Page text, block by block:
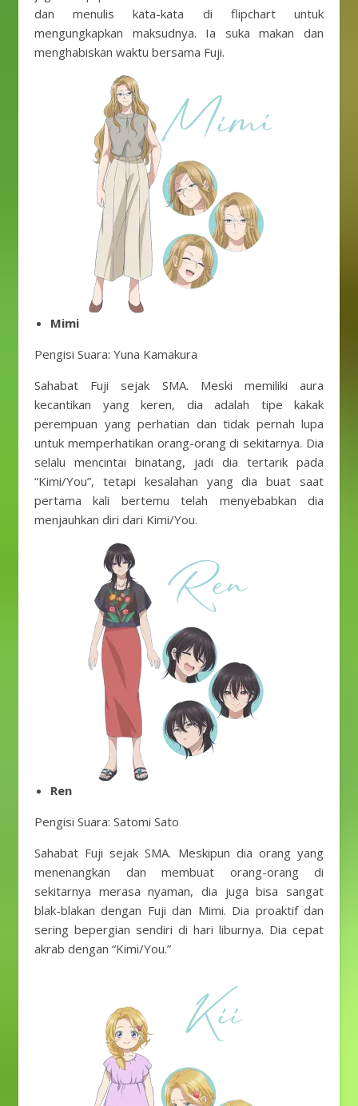
dan menulis kata-kata di flipchart untuk
mengungkapkan maksudnya. Ia suka makan dan
menghabiskan waktu bersama Fuji.
Mimi
Pengisi Suara: Yuna Kamakura
Sahabat Fuji sejak SMA. Meski memiliki aura
kecantikan yang keren, dia adalah tipe kakak
perempuan yang perhatian dan tidak pernah lupa
untuk memperhatikan orang-orang di sekitarnya. Dia
selalu mencintai binatang, jadi dia tertarik pada
“Kimi/You”, tetapi kesalahan yang dia buat saat
pertama kali bertemu telah menyebabkan dia
menjauhkan diri dari Kimi/You.
Ren
Pengisi Suara: Satomi Sato
Sahabat Fuji sejak SMA. Meskipun dia orang yang
menenangkan dan membuat orang-orang di
sekitarnya merasa nyaman, dia juga bisa sangat
blak-blakan dengan Fuji dan Mimi. Dia proaktif dan
sering bepergian sendiri di hari liburnya. Dia cepat
akrab dengan “Kimi/You.”